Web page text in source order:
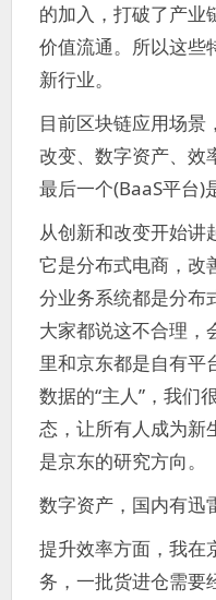
的加入，打破了产业
价值流通。所以这些
新行业。
目前区块链应用场景
改变、数字资产、效
最后一个(BaaS平台)
从创新和改变开始讲
它是分布式电商，改
分业务系统都是分布
大家都说这不合理，
里和京东都是自有平
数据的“主人”，我们
态，让所有人成为新
是京东的研究方向。
数字资产，国内有迅
提升效率方面，我在
务，一批货进仓需要